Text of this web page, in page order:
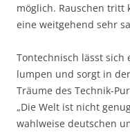
möglich. Rauschen tritt
eine weitgehend sehr
Tontechnisch lässt sich
lumpen und sorgt in
Träume des Technik-
„Die Welt ist nicht
wahlweise deutschen